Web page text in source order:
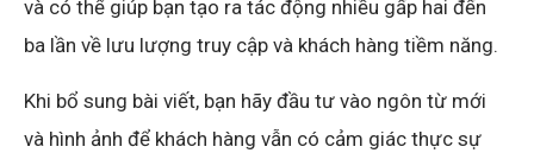
và có thể giúp bạn tạo ra tác động nhiều gấp hai đến
ba lần về lưu lượng truy cập và khách hàng tiềm năng.
Khi bổ sung bài viết, bạn hãy đầu tư vào ngôn từ mới
và hình ảnh để khách hàng vẫn có cảm giác thực sự